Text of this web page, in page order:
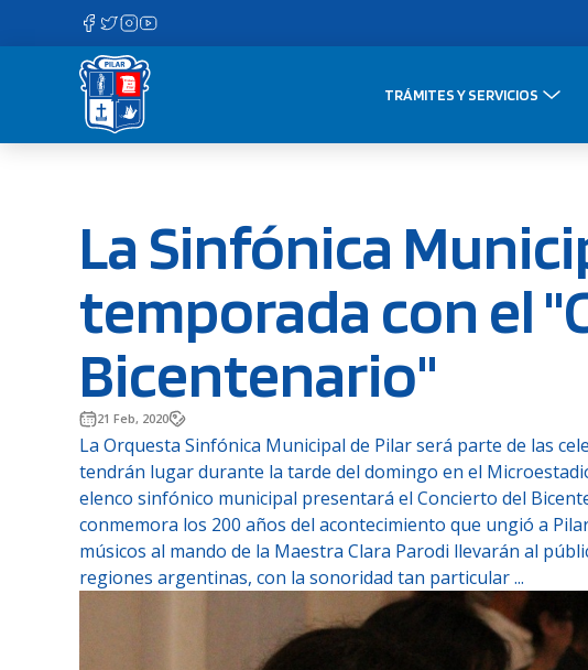
contenido
TRÁMITES Y SERVICIOS
La Sinfónica
temporada con el
Bicentenario"
21 Feb, 2020
La Orquesta Sinfónica Municipal de Pilar será parte de las
tendrán lugar durante la tarde del domingo en el
elenco sinfónico municipal presentará el Concierto del
conmemora los 200 años del acontecimiento que ungió a
músicos al mando de la Maestra Clara Parodi llevarán al
regiones argentinas, con la sonoridad tan particular ...